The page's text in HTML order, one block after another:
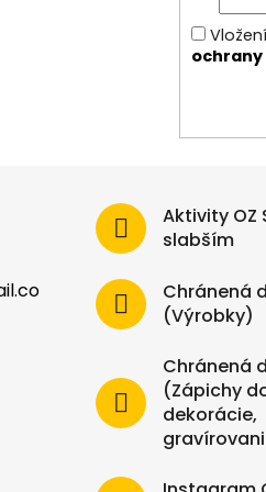
Aktivity OZ
slabším
Chránená
(Výrobky)
Chránená
(Zápichy
dekorácie,